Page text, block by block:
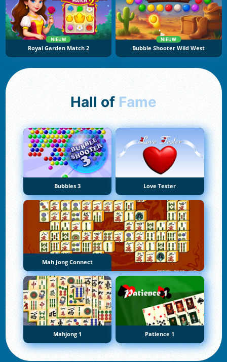
NIEUW
Royal Garden Match 2
NIEUW
Bubble Shooter Wild West
Hall of Fame
Bubbles 3 Love Tester
Mah Jong Connect
Mahjong 1 Patience 1